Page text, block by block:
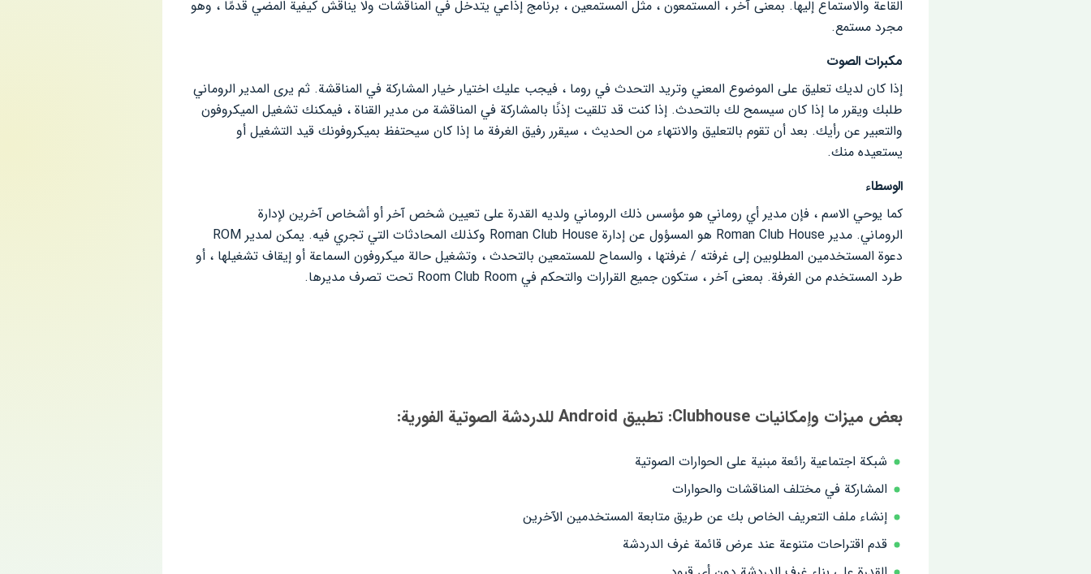
القاعة والاستماع إليها. بمعنى آخر ، المستمعون ، مثل المستمعين ، برنامج إذاعي يتدخل في المناقشات ولا يناقش كيفية المضي قدمًا ، وهو
مجرد مستمع.
مكبرات الصوت
إذا كان لديك تعليق على الموضوع المعني وتريد التحدث في روما ، فيجب عليك اختيار خيار المشاركة في المناقشة. ثم يرى المدير الروماني
طلبك ويقرر ما إذا كان سيسمح لك بالتحدث. إذا كنت قد تلقيت إذنًا بالمشاركة في المناقشة من مدير القناة ، فيمكنك تشغيل الميكروفون
والتعبير عن رأيك. بعد أن تقوم بالتعليق والانتهاء من الحديث ، سيقرر رفيق الغرفة ما إذا كان سيحتفظ بميكروفونك قيد التشغيل أو
يستعيده منك.
الوسطاء
كما يوحي الاسم ، فإن مدير أي روماني هو مؤسس ذلك الروماني ولديه القدرة على تعيين شخص آخر أو أشخاص آخرين لإدارة
الروماني. مدير Roman Club House هو المسؤول عن إدارة Roman Club House وكذلك المحادثات التي تجري فيه. يمكن لمدير ROM
دعوة المستخدمين المطلوبين إلى غرفته / غرفتها ، والسماح للمستمعين بالتحدث ، وتشغيل حالة ميكروفون السماعة أو إيقاف تشغيلها ، أو
طرد المستخدم من الغرفة. بمعنى آخر ، ستكون جميع القرارات والتحكم في Room Club Room تحت تصرف مديرها.
بعض ميزات وإمكانيات Clubhouse: تطبيق Android للدردشة الصوتية الفورية:
شبكة اجتماعية رائعة مبنية على الحوارات الصوتية
المشاركة في مختلف المناقشات والحوارات
إنشاء ملف التعريف الخاص بك عن طريق متابعة المستخدمين الآخرين
قدم اقتراحات متنوعة عند عرض قائمة غرف الدردشة